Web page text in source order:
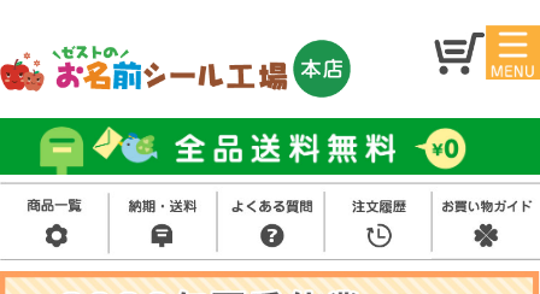
マイ
ジ
お名
前シ
ール
アイ
ロン
シー
ル